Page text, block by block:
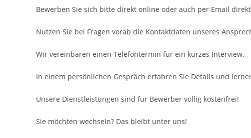
Bewerben Sie sich bitte direkt online oder auch per Email direkt
Nutzen Sie bei Fragen vorab die Kontaktdaten unseres
Wir vereinbaren einen Telefontermin für ein kurzes Interview.
In einem persönlichen Gespräch erfahren Sie Details und
Unsere Dienstleistungen sind für Bewerber völlig kostenfrei!
Sie möchten wechseln? Das bleibt unter uns!